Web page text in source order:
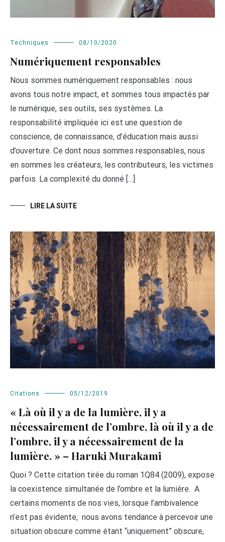
Techniques 08/10/2020
Numériquement responsables
Nous sommes numériquement responsables : nous
avons tous notre impact, et sommes tous impactés par
le numérique, ses outils, ses systèmes. La
responsabilité impliquée ici est une question de
conscience, de connaissance, d’éducation mais aussi
d’ouverture. Ce dont nous sommes responsables, nous
en sommes les créateurs, les contributeurs, les victimes
parfois. La complexité du donné […]
LIRE LA SUITE
Citations 05/12/2019
« Là où il y a de la lumière, il y a
nécessairement de l’ombre, là où il y a de
l’ombre, il y a nécessairement de la
lumière. » – Haruki Murakami
Quoi ? Cette citation tirée du roman 1Q84 (2009), expose
la coexistence simultanée de l’ombre et la lumière. A
certains moments de nos vies, lorsque l’ambivalence
n’est pas évidente, nous avons tendance à percevoir une
situation obscure comme étant “uniquement” obscure,